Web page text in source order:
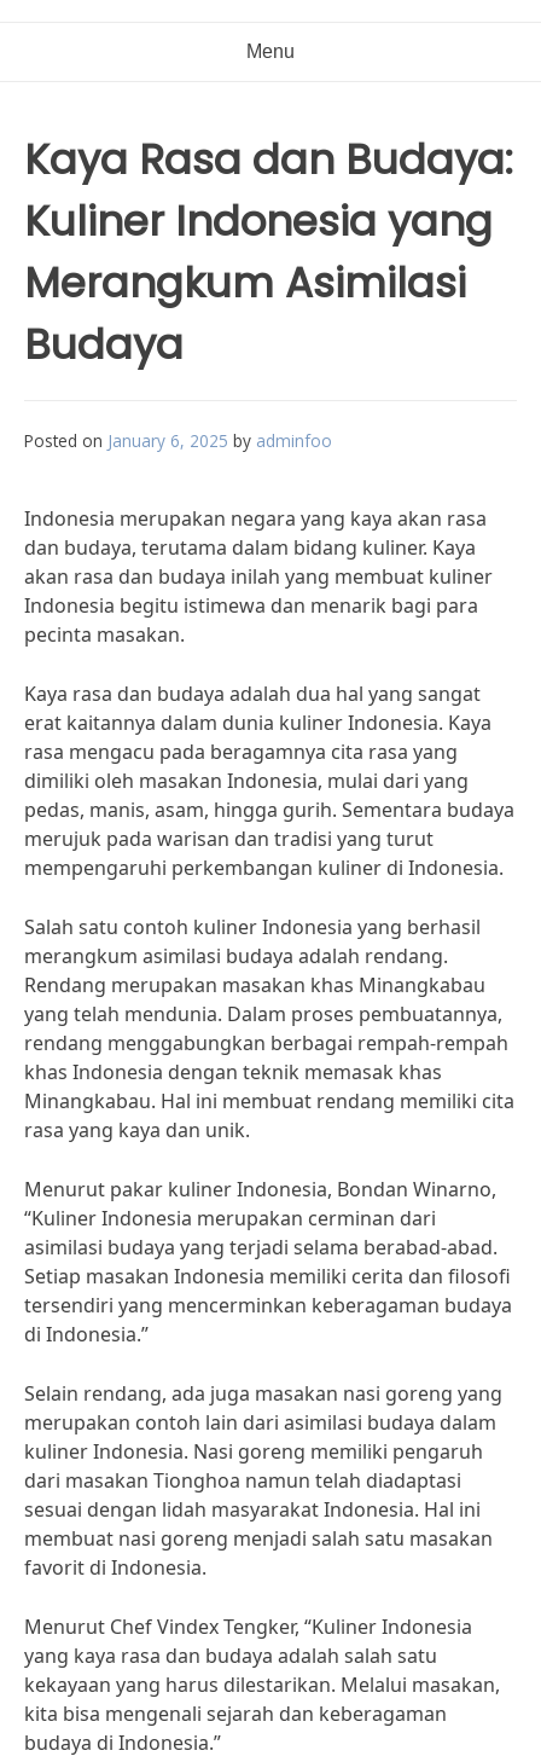
Menu
Kaya Rasa dan Budaya:
Kuliner Indonesia yang
Merangkum Asimilasi
Budaya
Posted on January 6, 2025 by adminfoo
Indonesia merupakan negara yang kaya akan rasa
dan budaya, terutama dalam bidang kuliner. Kaya
akan rasa dan budaya inilah yang membuat kuliner
Indonesia begitu istimewa dan menarik bagi para
pecinta masakan.
Kaya rasa dan budaya adalah dua hal yang sangat
erat kaitannya dalam dunia kuliner Indonesia. Kaya
rasa mengacu pada beragamnya cita rasa yang
dimiliki oleh masakan Indonesia, mulai dari yang
pedas, manis, asam, hingga gurih. Sementara budaya
merujuk pada warisan dan tradisi yang turut
mempengaruhi perkembangan kuliner di Indonesia.
Salah satu contoh kuliner Indonesia yang berhasil
merangkum asimilasi budaya adalah rendang.
Rendang merupakan masakan khas Minangkabau
yang telah mendunia. Dalam proses pembuatannya,
rendang menggabungkan berbagai rempah-rempah
khas Indonesia dengan teknik memasak khas
Minangkabau. Hal ini membuat rendang memiliki cita
rasa yang kaya dan unik.
Menurut pakar kuliner Indonesia, Bondan Winarno,
“Kuliner Indonesia merupakan cerminan dari
asimilasi budaya yang terjadi selama berabad-abad.
Setiap masakan Indonesia memiliki cerita dan filosofi
tersendiri yang mencerminkan keberagaman budaya
di Indonesia.”
Selain rendang, ada juga masakan nasi goreng yang
merupakan contoh lain dari asimilasi budaya dalam
kuliner Indonesia. Nasi goreng memiliki pengaruh
dari masakan Tionghoa namun telah diadaptasi
sesuai dengan lidah masyarakat Indonesia. Hal ini
membuat nasi goreng menjadi salah satu masakan
favorit di Indonesia.
Menurut Chef Vindex Tengker, “Kuliner Indonesia
yang kaya rasa dan budaya adalah salah satu
kekayaan yang harus dilestarikan. Melalui masakan,
kita bisa mengenali sejarah dan keberagaman
budaya di Indonesia.”